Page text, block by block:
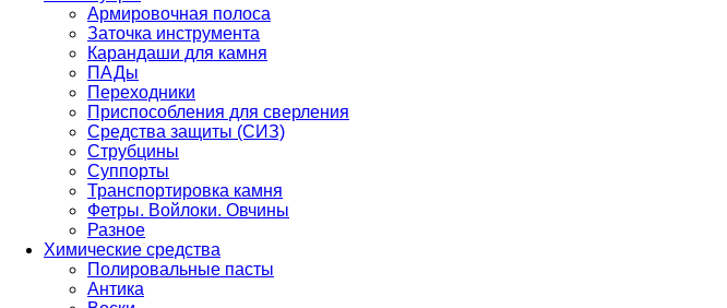
Армировочная полоса
Заточка инструмента
Карандаши для камня
ПАДы
Переходники
Приспособления для сверления
Средства защиты (СИЗ)
Струбцины
Суппорты
Транспортировка камня
Фетры. Войлоки. Овчины
Разное
Химические средства
Полировальные пасты
Антика